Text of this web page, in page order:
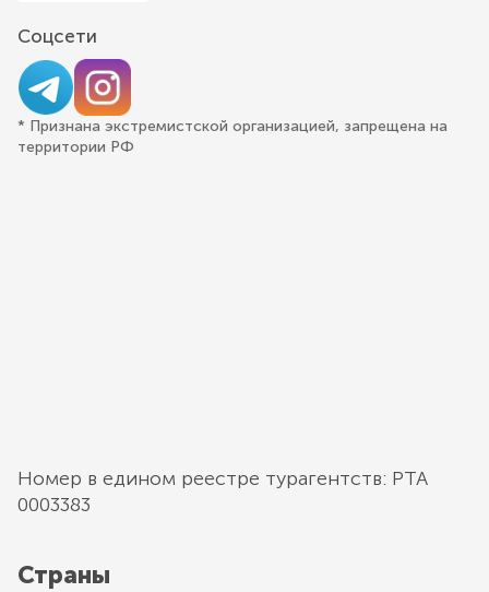
Соцсети
* Признана экстремистской организацией, запрещена на
территории РФ
Номер в едином реестре турагентств: РТА
0003383
Страны